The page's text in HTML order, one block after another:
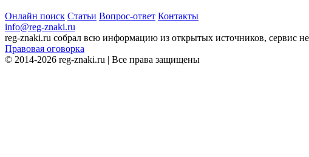
Онлайн поиск Статьи Вопрос-ответ Контакты
info@reg-znaki.ru
reg-znaki.ru собрал всю информацию из открытых источников, сервис
Правовая оговорка
© 2014-2026 reg-znaki.ru | Все права защищены